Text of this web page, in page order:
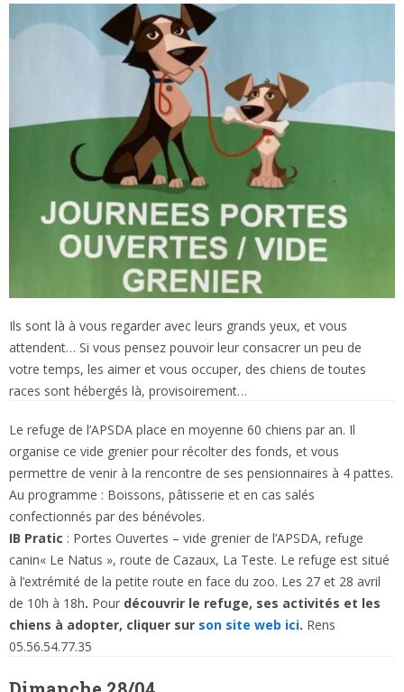
Ils sont là à vous regarder avec leurs grands yeux, et vous
attendent… Si vous pensez pouvoir leur consacrer un peu de
votre temps, les aimer et vous occuper, des chiens de toutes
races sont hébergés là, provisoirement…
Le refuge de l’APSDA place en moyenne 60 chiens par an. Il
organise ce vide grenier pour récolter des fonds, et vous
permettre de venir à la rencontre de ses pensionnaires à 4 pattes.
Au programme : Boissons, pâtisserie et en cas salés
confectionnés par des bénévoles.
IB Pratic : Portes Ouvertes – vide grenier de l’APSDA, refuge
canin« Le Natus », route de Cazaux, La Teste. Le refuge est situé
à l’extrémité de la petite route en face du zoo. Les 27 et 28 avril
de 10h à 18h. Pourdécouvrir le refuge, ses activités et les
chiens à adopter, cliquer sur son site web ici. Rens
05.56.54.77.35